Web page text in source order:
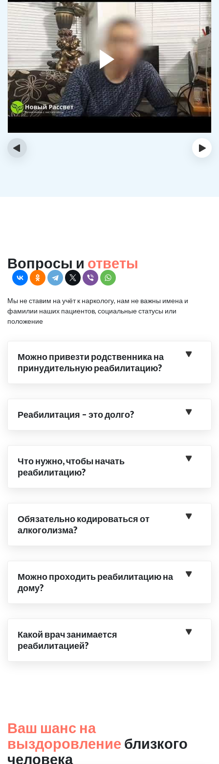
‹ ›
Вопросы и ответы
Мы не ставим на учёт к наркологу, нам не важны имена и
фамилии наших пациентов, социальные статусы или
положение
Можно привезти родственника на
принудительную реабилитацию?
Реабилитация – это долго?
Что нужно, чтобы начать
реабилитацию?
Обязательно кодироваться от
алкоголизма?
Можно проходить реабилитацию на
дому?
Какой врач занимается
реабилитацией?
Ваш шанс на
выздоровление близкого
человека